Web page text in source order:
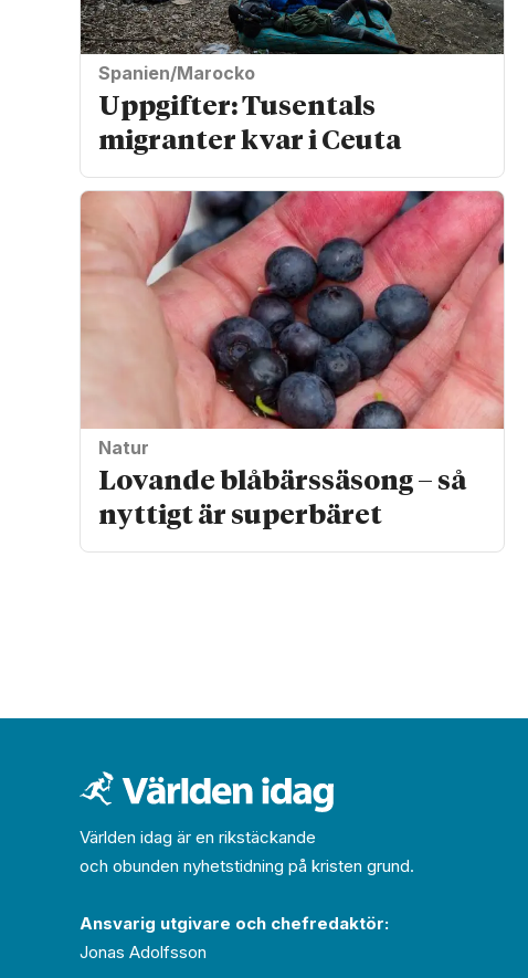
Spanien/Marocko
Uppgifter: Tusentals
migranter kvar i Ceuta
Natur
Lovande blåbärssäsong – så
nyttigt är superbäret
Världen idag är en rikstäckande
och obunden nyhets­­­tidning på kristen grund.
Ansvarig utgivare och chef­redaktör:
Jonas Adolfsson